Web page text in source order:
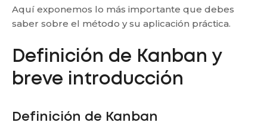
Aquí exponemos lo más importante que debes
saber sobre el método y su aplicación práctica.
Definición de Kanban y
breve introducción
Definición de Kanban